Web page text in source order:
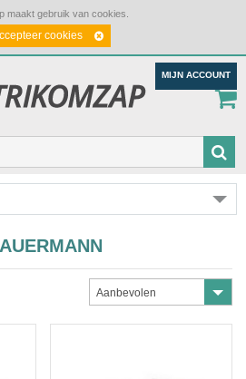
maakt gebruik van cookies.
cookies
MIJN ACCOUNT
Aanbevolen